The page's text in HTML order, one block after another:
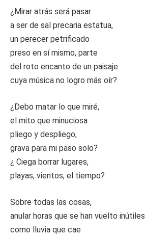
¿Mirar atrás será pasar
a ser de sal precaria estatua,
un perecer petrificado
preso en sí mismo, parte
del roto encanto de un paisaje
cuya música no logro más oír?
¿Debo matar lo que miré,
el mito que minuciosa
pliego y despliego,
grava para mi paso solo?
¿ Ciega borrar lugares,
playas, vientos, el tiempo?
Sobre todas las cosas,
anular horas que se han vuelto inútiles
como lluvia que cae